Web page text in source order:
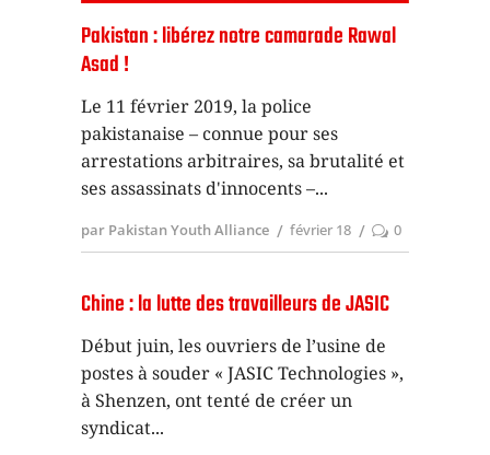
Pakistan : libérez notre camarade Rawal
Asad !
Le 11 février 2019, la police
pakistanaise – connue pour ses
arrestations arbitraires, sa brutalité et
ses assassinats d'innocents –
par Pakistan Youth Alliance février 18 0
Chine : la lutte des travailleurs de JASIC
Début juin, les ouvriers de l’usine de
postes à souder « JASIC Technologies »,
à Shenzen, ont tenté de créer un
syndicat